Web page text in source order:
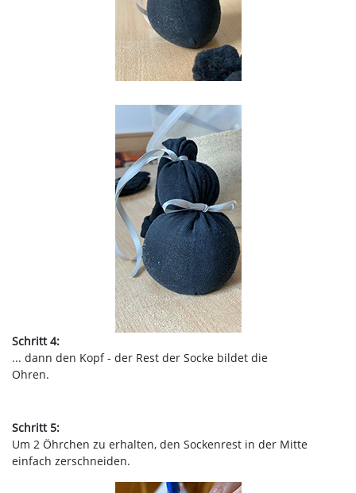
Schritt 4:
... dann den Kopf - der Rest der Socke bildet die
Ohren.
Schritt 5:
Um 2 Öhrchen zu erhalten, den Sockenrest in der Mitte
einfach zerschneiden.